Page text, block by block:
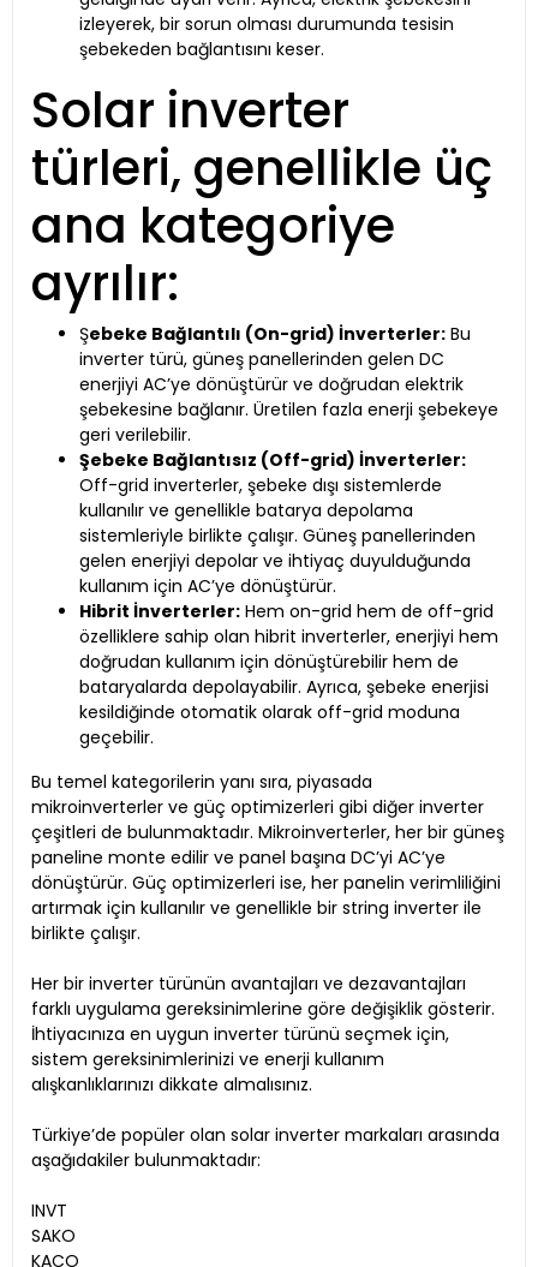
izleyerek, bir sorun olması durumunda tesisin
şebekeden bağlantısını keser.
Solar inverter
türleri, genellikle üç
ana kategoriye
ayrılır:
Şebeke Bağlantılı (On-grid) İnverterler: Bu
inverter türü, güneş panellerinden gelen DC
enerjiyi AC’ye dönüştürür ve doğrudan elektrik
şebekesine bağlanır. Üretilen fazla enerji şebekeye
geri verilebilir.
Şebeke Bağlantısız (Off-grid) İnverterler:
Off-grid inverterler, şebeke dışı sistemlerde
kullanılır ve genellikle batarya depolama
sistemleriyle birlikte çalışır. Güneş panellerinden
gelen enerjiyi depolar ve ihtiyaç duyulduğunda
kullanım için AC’ye dönüştürür.
Hibrit İnverterler: Hem on-grid hem de off-grid
özelliklere sahip olan hibrit inverterler, enerjiyi hem
doğrudan kullanım için dönüştürebilir hem de
bataryalarda depolayabilir. Ayrıca, şebeke enerjisi
kesildiğinde otomatik olarak off-grid moduna
geçebilir.
Bu temel kategorilerin yanı sıra, piyasada
mikroinverterler ve güç optimizerleri gibi diğer inverter
çeşitleri de bulunmaktadır. Mikroinverterler, her bir güneş
paneline monte edilir ve panel başına DC’yi AC’ye
dönüştürür. Güç optimizerleri ise, her panelin verimliliğini
artırmak için kullanılır ve genellikle bir string inverter ile
birlikte çalışır.
Her bir inverter türünün avantajları ve dezavantajları
farklı uygulama gereksinimlerine göre değişiklik gösterir.
İhtiyacınıza en uygun inverter türünü seçmek için,
sistem gereksinimlerinizi ve enerji kullanım
alışkanlıklarınızı dikkate almalısınız.
Türkiye’de popüler olan solar inverter markaları arasında
aşağıdakiler bulunmaktadır:
INVT
SAKO
KACO